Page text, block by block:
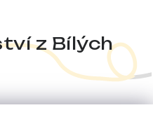
z Bílých